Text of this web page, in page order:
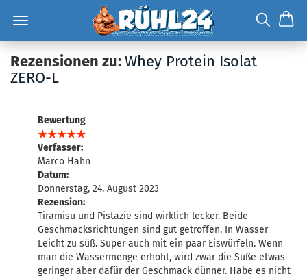
Rezensionen zu:Whey Protein Isolat
ZERO-L
Bewertung
Verfasser:
Marco Hahn
Datum:
Donnerstag, 24. August 2023
Rezension:
Tiramisu und Pistazie sind wirklich lecker. Beide
Geschmacksrichtungen sind gut getroffen. In Wasser
Leicht zu süß. Super auch mit ein paar Eiswürfeln. Wenn
man die Wassermenge erhöht, wird zwar die Süße etwas
geringer aber dafür der Geschmack dünner. Habe es nicht